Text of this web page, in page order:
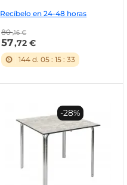
Recíbelo en 24-48 horas
80 ,16 €
57,72 €
144d. 05: 15: 32
-28%